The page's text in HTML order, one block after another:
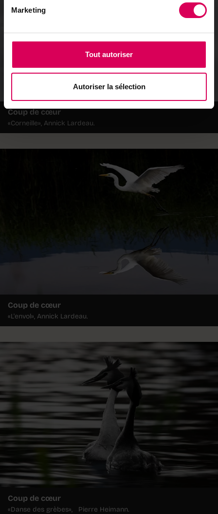
Marketing
Tout autoriser
Autoriser la sélection
Coup de cœur
«Corneille», Annick Lardeau.
Coup de cœur
«L'envol», Annick Lardeau.
Coup de cœur
«Danse des grèbes», Pierre Heimann.